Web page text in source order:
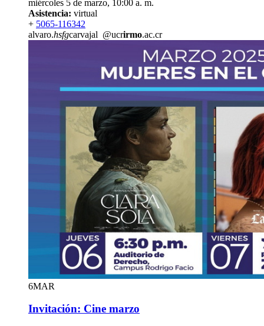
miércoles 5 de marzo, 10:00 a. m.
Asistencia: virtual
+ 5065-116342
alvaro.hsfgcarvajal @ucrirmo.ac.cr
6MAR
Invitación: Cine marzo